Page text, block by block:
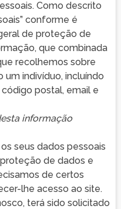
Como descrito
conforme é
de proteção de
que combinada
recolhemos sobre
indivíduo, incluíndo
postal, email e
informação
seus dados pessoais
de dados e
de certos
lhe acesso ao site.
terá sido solicitado